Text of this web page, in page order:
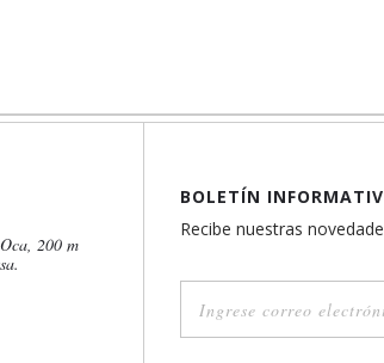
200 m
BOLETÍN
Recibe nuestras